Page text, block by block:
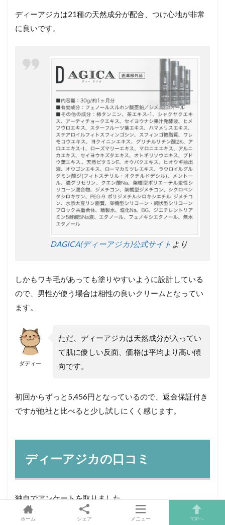
ディーアジカは21種の天然成分が配合、つけ心地が非常
に良いです。
DAGICA(ディーアジカ)公式サイト より
しかもワキ毛があっても塗りやすいように設計している
ので、男性が使う場合は相性の良いクリームとなってい
ます。
ダディー
ただ、ディーアジカは天然成分が入ってい
て肌に優しい反面、価格は平均より高い傾
向です。
初回からずっと5,456円となっているので、返金保証付き
ですが他社と比べると少し試しにくく感じます。
ディーアジカの口コミ
独自でアンケートを取りました。
ホーム シェア メニュー TOPへ